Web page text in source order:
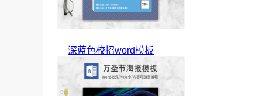
深蓝色校招word模板